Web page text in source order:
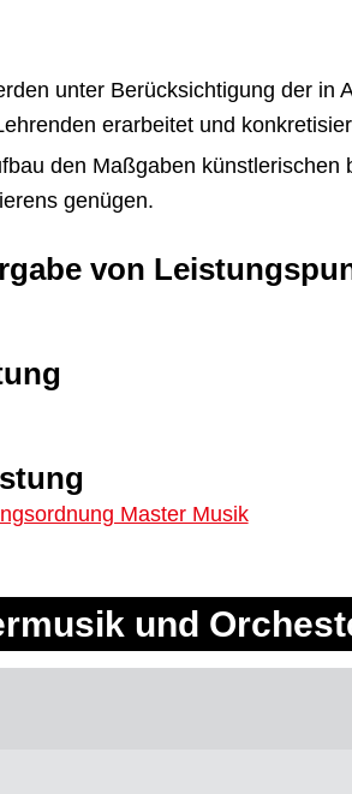
unter Berücksichtigung der in
erarbeitet und
den Maßgaben künstlerischen
genügen.
von
Master Musik
und